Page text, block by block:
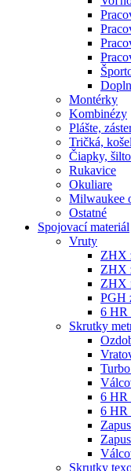
Montérky
Kombinézy
Plášte,
Tričká,
Čiapky,
Rukavice
Okuliare
Milwaukee
Ostatné
Spojovacímateriál
Vruty
ZHX
ZHX
ZHX
PGH
6 HR
Skrutky
6 HR
6 HR
Skrutky